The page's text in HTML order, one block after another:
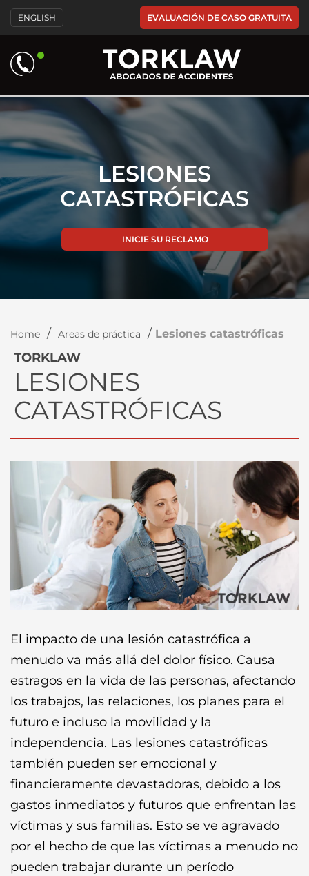
Please
note:
This
includes
an
system.
ENGLISH EVALUACIÓN DE CASO GRATUITA
LESIONES
CATASTRÓFICAS
INICIE SU RECLAMO
Home / Areas de práctica / Lesiones catastróficas
TORKLAW
LESIONES
CATASTRÓFICAS
El impacto de una lesión catastrófica a
menudo va más allá del dolor físico. Causa
estragos en la vida de las personas, afectando
los trabajos, las relaciones, los planes para el
futuro e incluso la movilidad y la
independencia. Las lesiones catastróficas
también pueden ser emocional y
financieramente devastadoras, debido a los
gastos inmediatos y futuros que enfrentan las
víctimas y sus familias. Esto se ve agravado
por el hecho de que las víctimas a menudo no
pueden trabajar durante un período